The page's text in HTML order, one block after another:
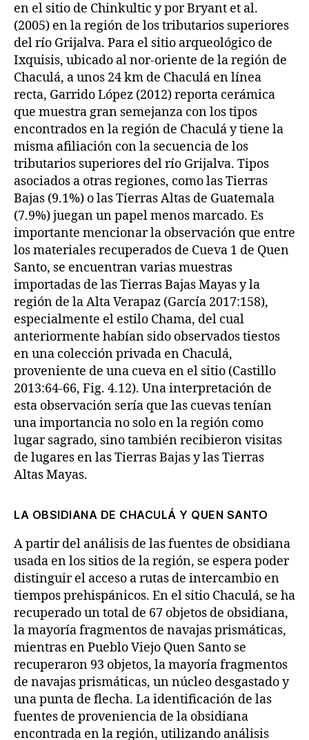
en el sitio de Chinkultic y por Bryant et al.
(2005) en la región de los tributarios superiores
del río Grijalva. Para el sitio arqueológico de
Ixquisis, ubicado al nor-oriente de la región de
Chaculá, a unos 24 km de Chaculá en línea
recta, Garrido López (2012) reporta cerámica
que muestra gran semejanza con los tipos
encontrados en la región de Chaculá y tiene la
misma afiliación con la secuencia de los
tributarios superiores del río Grijalva. Tipos
asociados a otras regiones, como las Tierras
Bajas (9.1%) o las Tierras Altas de Guatemala
(7.9%) juegan un papel menos marcado. Es
importante mencionar la observación que entre
los materiales recuperados de Cueva 1 de Quen
Santo, se encuentran varias muestras
importadas de las Tierras Bajas Mayas y la
región de la Alta Verapaz (García 2017:158),
especialmente el estilo Chama, del cual
anteriormente habían sido observados tiestos
en una colección privada en Chaculá,
proveniente de una cueva en el sitio (Castillo
2013:64-66, Fig. 4.12). Una interpretación de
esta observación sería que las cuevas tenían
una importancia no solo en la región como
lugar sagrado, sino también recibieron visitas
de lugares en las Tierras Bajas y las Tierras
Altas Mayas.
LA OBSIDIANA DE CHACULÁ Y QUEN SANTO
A partir del análisis de las fuentes de obsidiana
usada en los sitios de la región, se espera poder
distinguir el acceso a rutas de intercambio en
tiempos prehispánicos. En el sitio Chaculá, se ha
recuperado un total de 67 objetos de obsidiana,
la mayoría fragmentos de navajas prismáticas,
mientras en Pueblo Viejo Quen Santo se
recuperaron 93 objetos, la mayoría fragmentos
de navajas prismáticas, un núcleo desgastado y
una punta de flecha. La identificación de las
fuentes de proveniencia de la obsidiana
encontrada en la región, utilizando análisis